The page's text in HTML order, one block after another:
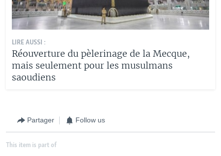
LIRE AUSSI :
Réouverture du pèlerinage de la Mecque,
mais seulement pour les musulmans
saoudiens
Partager Follow us
This item is part of